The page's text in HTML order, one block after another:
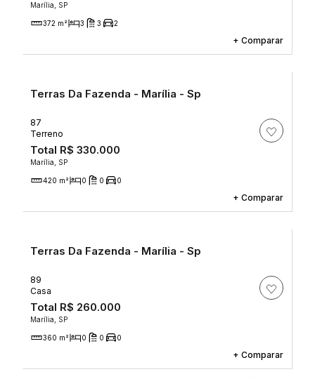
Marília, SP
372 m² 3 3 2
+ Comparar
Terras Da Fazenda - Marília - Sp
87
Terreno
Total R$ 330.000
Marília, SP
420 m² 0 0 0
+ Comparar
Terras Da Fazenda - Marília - Sp
89
Casa
Total R$ 260.000
Marília, SP
360 m² 0 0 0
+ Comparar